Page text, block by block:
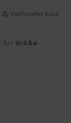
Verifizierter Kauf
: 5/5 Größe: